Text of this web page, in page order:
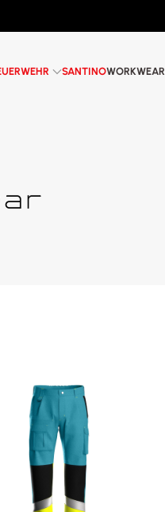
SANTINOWORKWEAR